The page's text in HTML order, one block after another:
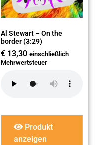
Al Stewart – On the
border (3:29)
€ 13,30 einschließlich
Mehrwertsteuer
Produkt
anzeigen